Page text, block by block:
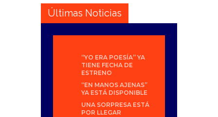
Últimas Noticias
“YO ERA POESÍA” YA
TIENE FECHA DE
ESTRENO
“EN MANOS AJENAS”
YA ESTÁ DISPONIBLE
UNA SORPRESA ESTÁ
POR LLEGAR